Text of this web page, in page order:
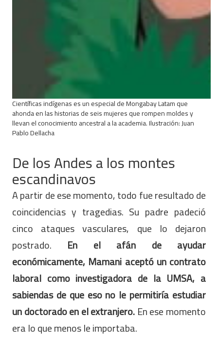
Científicas indígenas es un especial de Mongabay Latam que
ahonda en las historias de seis mujeres que rompen moldes y
llevan el conocimiento ancestral a la academia. Ilustración: Juan
Pablo Dellacha
De los Andes a los montes
escandinavos
A partir de ese momento, todo fue resultado de
coincidencias y tragedias. Su padre padeció
cinco ataques vasculares, que lo dejaron
postrado. En el afán de ayudar
económicamente, Mamani aceptó un contrato
laboral como investigadora de la UMSA, a
sabiendas de que eso no le permitiría estudiar
un doctorado en el extranjero.En ese momento
era lo que menos le importaba.